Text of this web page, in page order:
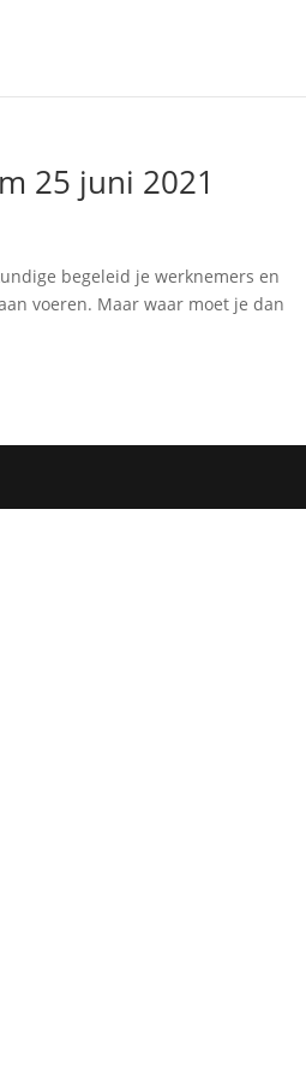
25 juni 2021
begeleid je werknemers en
voeren. Maar waar moet je dan